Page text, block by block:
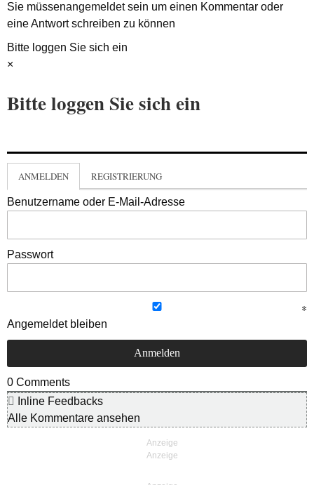
Sie müssenangemeldetsein um einen Kommentar oder
eine Antwort schreiben zu können
Bitte loggen Sie sich ein
×
Bitte loggen Sie sich ein
ANMELDEN REGISTRIERUNG
Benutzername oder E-Mail-Adresse
Passwort
Angemeldet bleiben
0 Comments
Inline Feedbacks
Alle Kommentare ansehen